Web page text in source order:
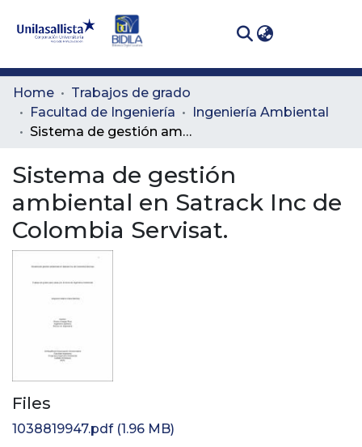
Communities
& Collections
Statistics
Home
Trabajos de grado
Facultad de Ingeniería
Ingeniería Ambiental
Sistema de gestión ambiental en Satrack Inc de Colombia Servisat.
Sistema de gestión
ambiental en Satrack Inc de
Colombia Servisat.
Files
1038819947.pdf(1.96 MB)